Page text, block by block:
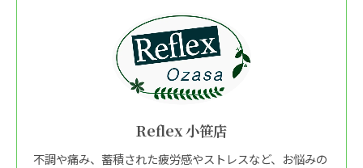
Reflex 小笹店
不調や痛み、蓄積された疲労感やストレスなど、お悩みの